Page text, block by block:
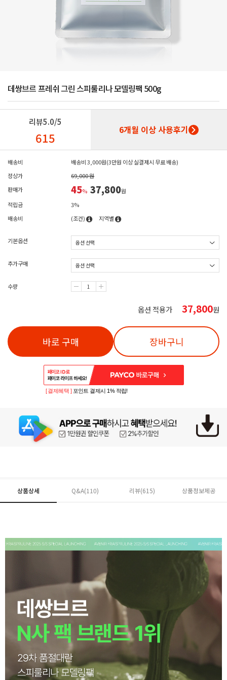
데쌍브르 프레쉬 그린 스피룰리나 모델링팩 500g
리뷰5.0/5
615 6개월 이상 사용후기
배송비
배송비 3,000원(3만원 이상 실결제시 무료 배송)
정상가
69,000 원
판매가
45% 37,800원
적립금
3%
배송비
(조건) 지역별
기본옵션
추가구매
수량
옵션 적용가 37,800원
바로 구매 장바구니
페이코 ID로 페
PAYCO 바로구매
[ 결제혜택 ] 포인트 결제시 1% 적립!
상품상세 Q&A(110) 리뷰(615) 상품정보제공